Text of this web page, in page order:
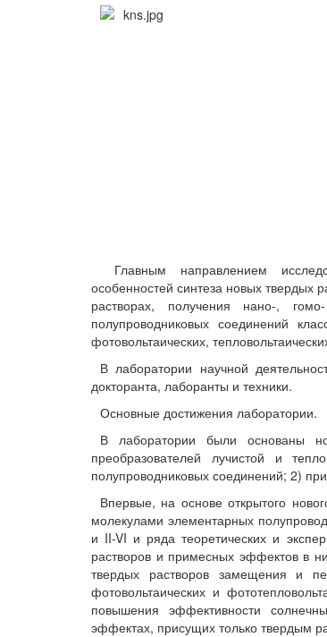
Главным направлением
особенностей синтеза новых твердых
растворах, получения нано-,
полупроводниковых соединений
фотовольтаических,
В лаборатории научной
докторанта, лаборанты и техники.
Основные достижения лаборатории.
В лаборатории были основаны
преобразователей лучистой и
полупроводниковых соединений; 2)
Впервые, на основе открытого
молекулами элементарных
и II-VI и ряда теоретических и
растворов и примесных эффектов в
твердых растворов замещения и
фотовольтаических и
повышения эффективности
эффектах, присущих только твердым